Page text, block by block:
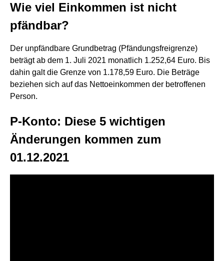
Wie viel Einkommen ist nicht
pfändbar?
Der unpfändbare Grundbetrag (Pfändungsfreigrenze)
beträgt ab dem 1. Juli 2021 monatlich 1.252,64 Euro. Bis
dahin galt die Grenze von 1.178,59 Euro. Die Beträge
beziehen sich auf das Nettoeinkommen der betroffenen
Person.
P-Konto: Diese 5 wichtigen
Änderungen kommen zum
01.12.2021